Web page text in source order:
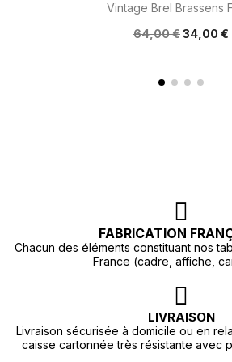
Vintage Brel Brassens
64,00 €34,00 €
FABRICATION
Chacun des éléments constituant nos
France (cadre, affiche,
LIVRAISON
Livraison sécurisée à domicile ou en
caisse cartonnée très résistante avec